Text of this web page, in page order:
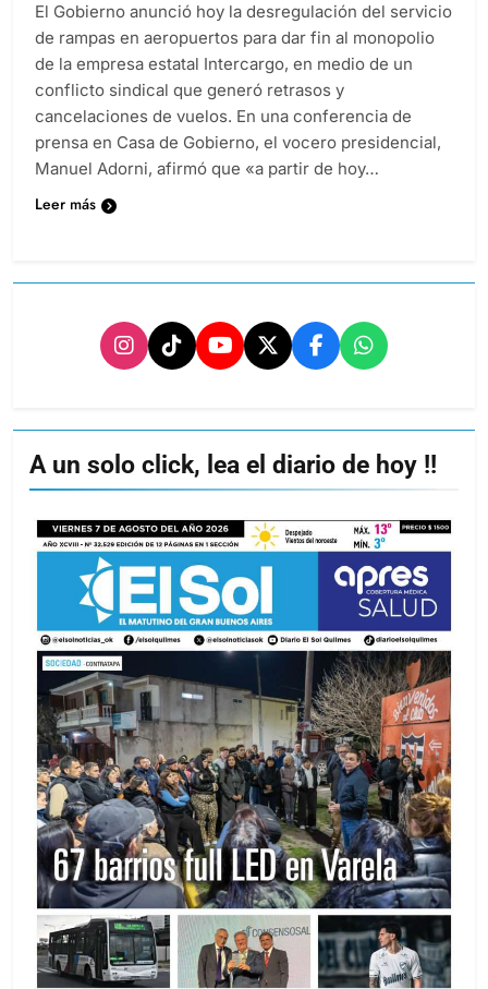
El Gobierno anunció hoy la desregulación del servicio
de rampas en aeropuertos para dar fin al monopolio
de la empresa estatal Intercargo, en medio de un
conflicto sindical que generó retrasos y
cancelaciones de vuelos. En una conferencia de
prensa en Casa de Gobierno, el vocero presidencial,
Manuel Adorni, afirmó que «a partir de hoy…
Leer más
A un solo click, lea el diario de hoy !!